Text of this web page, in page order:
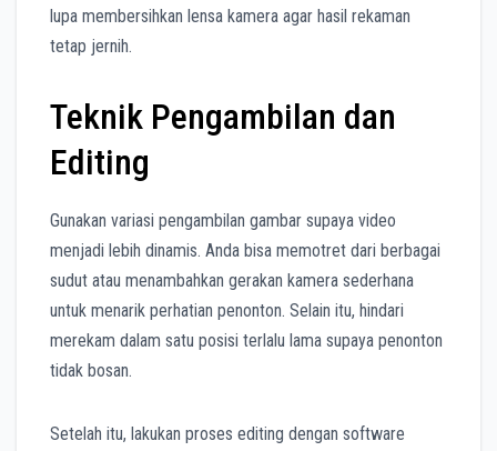
lupa membersihkan lensa kamera agar hasil rekaman
tetap jernih.
Teknik Pengambilan dan
Editing
Gunakan variasi pengambilan gambar supaya video
menjadi lebih dinamis. Anda bisa memotret dari berbagai
sudut atau menambahkan gerakan kamera sederhana
untuk menarik perhatian penonton. Selain itu, hindari
merekam dalam satu posisi terlalu lama supaya penonton
tidak bosan.
Setelah itu, lakukan proses editing dengan software